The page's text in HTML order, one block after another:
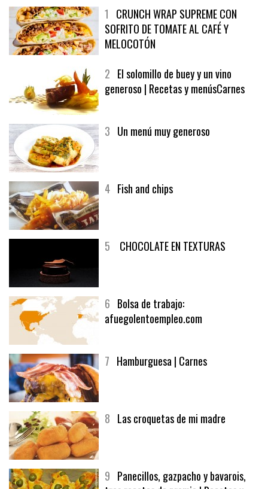
1CRUNCH WRAP SUPREME CON
SOFRITO DE TOMATE AL CAFÉ Y
MELOCOTÓN
2El solomillo de buey y un vino
6Bolsa de trabajo: